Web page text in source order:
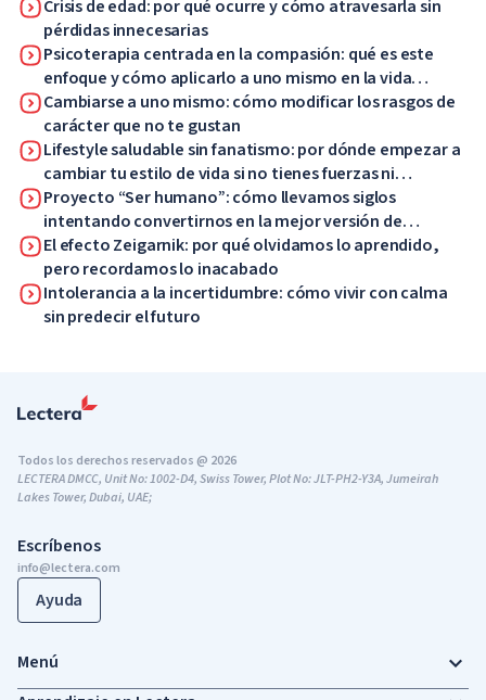
Crisis de edad: por qué ocurre y cómo atravesarla sin
pérdidas innecesarias
Psicoterapia centrada en la compasión: qué es este
enfoque y cómo aplicarlo a uno mismo en la vida
cotidiana
Cambiarse a uno mismo: cómo modificar los rasgos de
carácter que no te gustan
Lifestyle saludable sin fanatismo: por dónde empezar a
cambiar tu estilo de vida si no tienes fuerzas ni
motivación
Proyecto “Ser humano”: cómo llevamos siglos
intentando convertirnos en la mejor versión de
nosotros mismos
El efecto Zeigarnik: por qué olvidamos lo aprendido,
pero recordamos lo inacabado
Intolerancia a la incertidumbre: cómo vivir con calma
sin predecir el futuro
Escríbenos
info@lectera.com
Ayuda
Todos los derechos reservados @ 2026
LECTERA DMCC, Unit No: 1002-D4, Swiss Tower, Plot No: JLT-PH2-Y3A, Jumeirah
Lakes Tower, Dubai, UAE;
Menú